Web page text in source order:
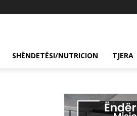
SHËNDETËSI/NUTRICION TJERA